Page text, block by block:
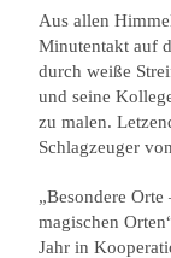
Aus allen
Minutentakt auf
durch weiße
und seine
zu malen.
Schlagzeuger
„Besondere
magischen
Jahr in